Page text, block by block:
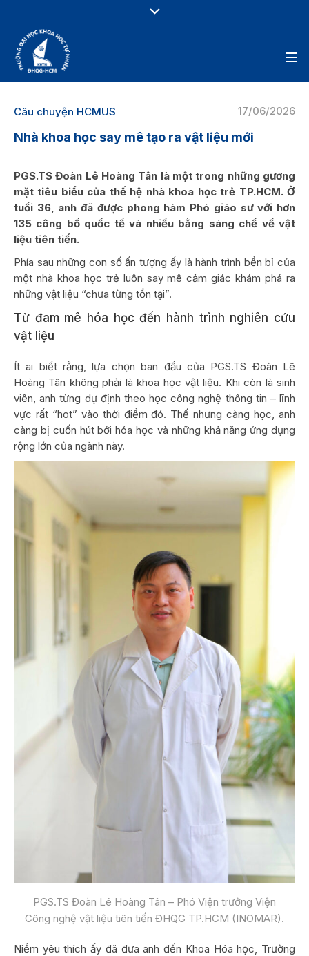
17/06/2026
Câu chuyện HCMUS
Nhà khoa học say mê tạo ra vật liệu mới
PGS.TS Đoàn Lê Hoàng Tân là một trong những gương
mặt tiêu biểu của thế hệ nhà khoa học trẻ TP.HCM. Ở
tuổi 36, anh đã được phong hàm Phó giáo sư với hơn
135 công bố quốc tế và nhiều bằng sáng chế về vật
liệu tiên tiến.
Phía sau những con số ấn tượng ấy là hành trình bền bỉ của
một nhà khoa học trẻ luôn say mê cảm giác khám phá ra
những vật liệu “chưa từng tồn tại”.
Từ đam mê hóa học đến hành trình nghiên cứu
vật liệu
Ít ai biết rằng, lựa chọn ban đầu của PGS.TS Đoàn Lê
Hoàng Tân không phải là khoa học vật liệu. Khi còn là sinh
viên, anh từng dự định theo học công nghệ thông tin – lĩnh
vực rất “hot” vào thời điểm đó. Thế nhưng càng học, anh
càng bị cuốn hút bởi hóa học và những khả năng ứng dụng
rộng lớn của ngành này.
PGS.TS Đoàn Lê Hoàng Tân – Phó Viện trưởng Viện
Công nghệ vật liệu tiên tiến ĐHQG TP.HCM (INOMAR).
Niềm yêu thích ấy đã đưa anh đến Khoa Hóa học, Trường